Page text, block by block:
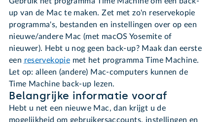
up van de Mac te maken. Zet met zo'n reservekopie
programma's, bestanden en instellingen over op een
nieuwe/andere Mac (met macOS Yosemite of
nieuwer). Hebt u nog geen back-up? Maak dan eerste
een reservekopie met het programma Time Machine.
Let op: alleen (andere) Mac-computers kunnen de
Time Machine back-up lezen.
Belangrijke informatie vooraf
Hebt u net een nieuwe Mac, dan krijgt u de
mogelijkheid om gebruikersaccounts, instellingen en